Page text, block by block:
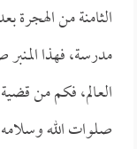
الثامنة من الهجرة
مدرسة، فهذا
العالم، فكم من
صلوات الله